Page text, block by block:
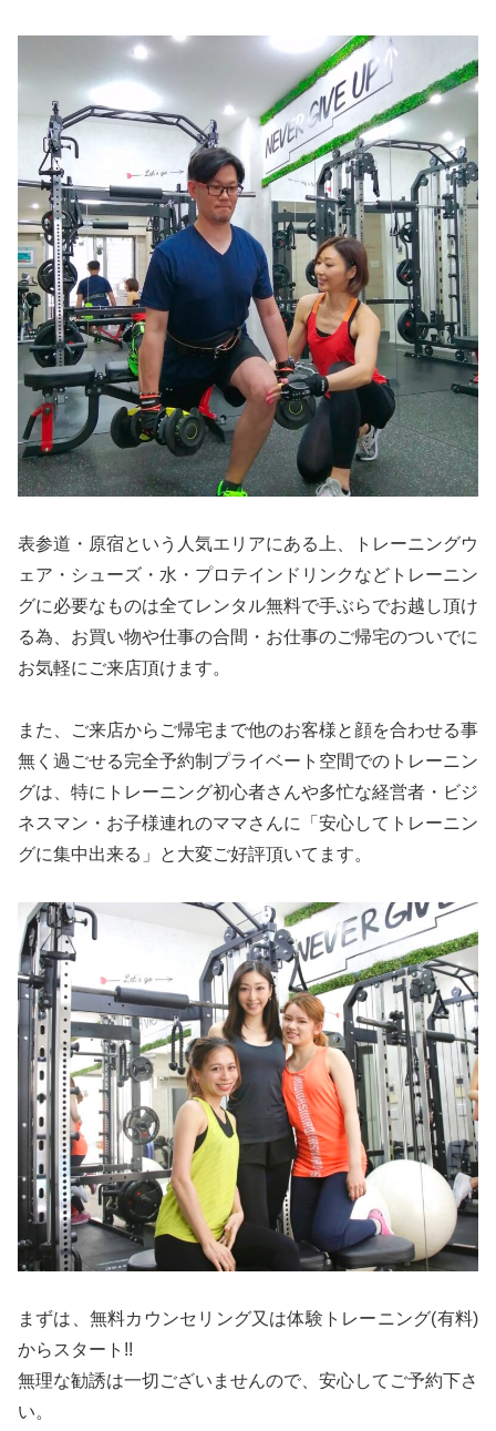
表参道・原宿という人気エリアにある上、トレーニングウ
ェア・シューズ・水・プロテインドリンクなどトレーニン
グに必要なものは全てレンタル無料で手ぶらでお越し頂け
る為、お買い物や仕事の合間・お仕事のご帰宅のついでに
お気軽にご来店頂けます。
また、ご来店からご帰宅まで他のお客様と顔を合わせる事
無く過ごせる完全予約制プライベート空間でのトレーニン
グは、特にトレーニング初心者さんや多忙な経営者・ビジ
ネスマン・お子様連れのママさんに「安心してトレーニン
グに集中出来る」と大変ご好評頂いてます。
まずは、無料カウンセリング又は体験トレーニング(有料)
からスタート!!
無理な勧誘は一切ございませんので、安心してご予約下さ
い。